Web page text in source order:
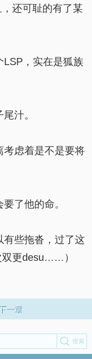
还可耻的有了某
，实在是狐族
汁。
虑着是不是要将
了他的命。
些拖沓，过了这
双更desu……）
一章